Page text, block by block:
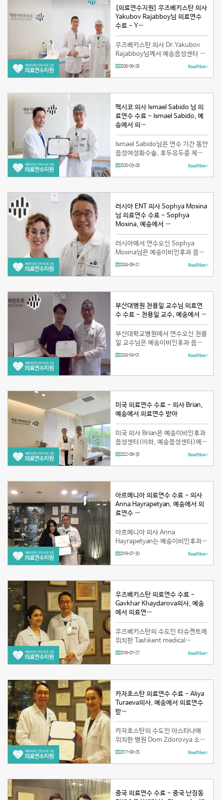
[의료연수지원] 우즈베키스탄 의사
Yakubov Rajabboy님 의료연수
수료 - Y…
우즈베키스탄 의사 Dr.Yakubov
Rajabboy님께서 예송음성센터 의
료연수 과정을 성공적으로 마치셨
수술, 후두유두종 제거술, 성대점막
2026-06-26 Read More >
멕시코 의사 Ismael Sabido 님 의
료연수 수료 - Ismael Sabido, 예
송에서 의…
Ismael Sabido님은 연수 기간 동안
음성여성화수술, 후두유두종 제거
수술 및 성대점막피판술등 다양한
치료방법 및 음성전문사용자(배우,
2025-03-28 Read More >
러시아 ENT 의사 Sophya Mosina
님 의료연수 수료 - Sophya
Mosina, 예송에서 …
러시아에서 연수오신 Sophya
Mosina님은 예송이비인후과 음성
센터(이하, 예송음성센터)에서 8월
연수를 받았습니다. Sophya
2024-08-21 Read More >
부산대병원 천용일 교수님 의료연
수 수료 - 천용일 교수, 예송에서 …
부산대학교병원에서 연수오신 천용
일 교수님은 예송이비인후과 음성
센터(이하, 예송음성센터)에서 3월
은 연수 기간 동안 음성여성화수술,
2024-04-01 Read More >
미국 의료연수 수료 - 의사 Brian,
예송에서 의료연수 받아
미국 의사 Brian은 예송이비인후과
음성센터(이하, 예송음성센터)에서
8월 1일부터 8월 31일까지 한달간
료인 연수 프로그램은 한국보건산
2022-08-30 Read More >
아르메니아 의료연수 수료 - 의사
Anna Hayrapetyan, 예송에서 의
료연수 …
아르메니아 의사 Anna
Hayrapetyan는 예송이비인후과
음성센터(이하, 예송음성센터)에서
의료연수를 받았습니다. 본 외국 의
음성센…
2019-07-30 Read More >
우즈베키스탄 의료연수 수료 -
Gavkhar Khaydarova의사, 예송
에서 의료연…
우즈베키스탄의 수도인 타슈켄트에
위치한 Tashkent medical
academy(타슈켄트 의학원)에서
Gavkhar Khaydarova는 보건복지
수프로…
2018-07-27 Read More >
카자흐스탄 의료연수 수료 - Aliya
Turaeva의사, 예송에서 의료연수
받…
카자흐스탄의 수도인 아스타나에
위치한 병원 Dom Zdorovya 소속
이비인후과 의사인 Dr. Aliya
건복지부에서 시행하는 해외의료인
송…
2017-09-25 Read More >
중국 의료연수 수료 - 중국 난징동